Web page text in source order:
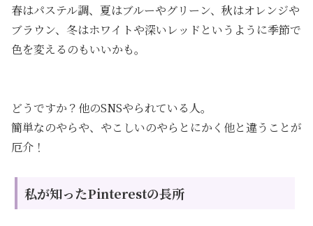
春はパステル調、夏はブルーやグリーン、秋はオレンジや
ブラウン、冬はホワイトや深いレッドというように季節で
色を変えるのもいいかも。
どうですか？他のSNSやられている人。
簡単なのやらや、やこしいのやらとにかく他と違うことが
厄介！
私が知ったPinterestの長所